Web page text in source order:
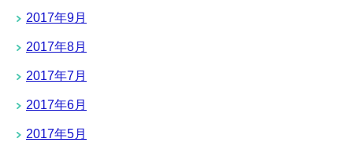
2017年9月
2017年8月
2017年7月
2017年6月
2017年5月